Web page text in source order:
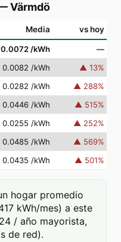
Värmdö
Media vs hoy
/kWh
—
0.0082 /kWh ▲ 13%
0.0282 /kWh ▲ 288%
0.0446 /kWh ▲ 515%
0.0255 /kWh ▲ 252%
0.0485 /kWh ▲ 569%
0.0435 /kWh ▲ 501%
hogar promedio
kWh/mes) a este
/ año mayorista,
de red).